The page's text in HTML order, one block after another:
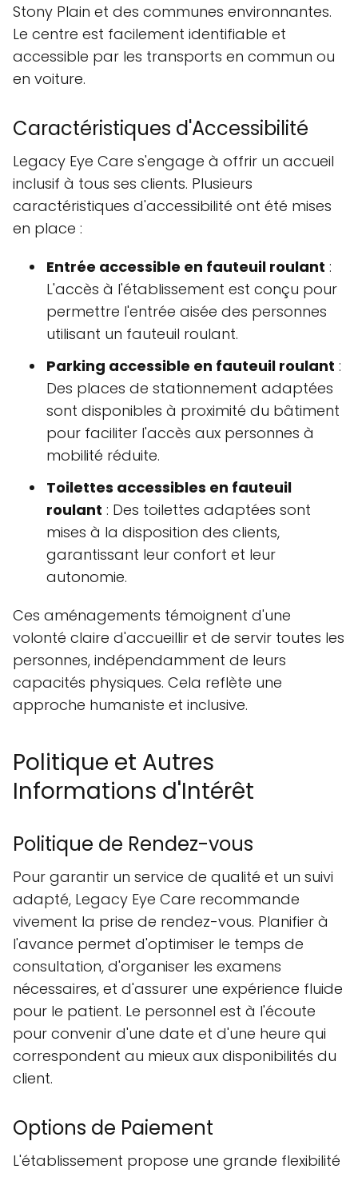
Stony Plain et des communes environnantes.
Le centre est facilement identifiable et
accessible par les transports en commun ou
en voiture.
Caractéristiques d'Accessibilité
Legacy Eye Care s'engage à offrir un accueil
inclusif à tous ses clients. Plusieurs
caractéristiques d'accessibilité ont été mises
en place :
Entrée accessible en fauteuil roulant :
L'accès à l'établissement est conçu pour
permettre l'entrée aisée des personnes
utilisant un fauteuil roulant.
Parking accessible en fauteuil roulant :
Des places de stationnement adaptées
sont disponibles à proximité du bâtiment
pour faciliter l'accès aux personnes à
mobilité réduite.
Toilettes accessibles en fauteuil
roulant : Des toilettes adaptées sont
mises à la disposition des clients,
garantissant leur confort et leur
autonomie.
Ces aménagements témoignent d'une
volonté claire d'accueillir et de servir toutes les
personnes, indépendamment de leurs
capacités physiques. Cela reflète une
approche humaniste et inclusive.
Politique et Autres
Informations d'Intérêt
Politique de Rendez-vous
Pour garantir un service de qualité et un suivi
adapté, Legacy Eye Care recommande
vivement la prise de rendez-vous. Planifier à
l'avance permet d'optimiser le temps de
consultation, d'organiser les examens
nécessaires, et d'assurer une expérience fluide
pour le patient. Le personnel est à l'écoute
pour convenir d'une date et d'une heure qui
correspondent au mieux aux disponibilités du
client.
Options de Paiement
L'établissement propose une grande flexibilité